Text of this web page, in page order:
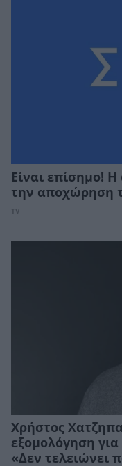
Είναι επίσημο!
την αποχώρηση
TV
Χρήστος
εξομολόγηση
«Δεν τελειώνει